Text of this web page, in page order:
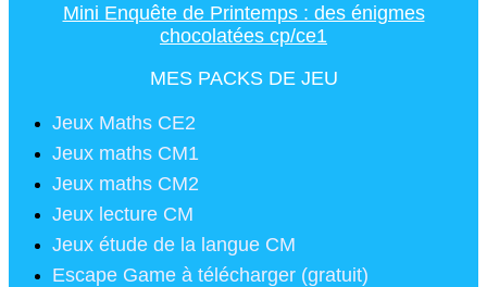
Mini Enquête de Printemps : des énigmes
chocolatées cp/ce1
MES PACKS DE JEU
Jeux Maths CE2
Jeux maths CM1
Jeux maths CM2
Jeux lecture CM
Jeux étude de la langue CM
Escape Game à télécharger (gratuit)